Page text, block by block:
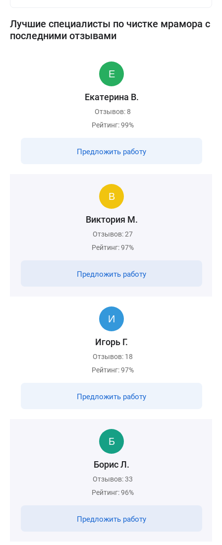
Лучшие специалисты по чистке мрамора с
последними отзывами
Екатерина В.
Отзывов: 8
Рейтинг: 99%
Предложить работу
Виктория М.
Отзывов: 27
Рейтинг: 97%
Предложить работу
Игорь Г.
Отзывов: 18
Рейтинг: 97%
Предложить работу
Борис Л.
Отзывов: 33
Рейтинг: 96%
Предложить работу